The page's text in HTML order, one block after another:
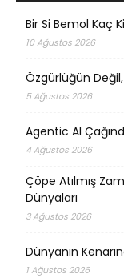
Bir Si Bemol Kaç
10 Ağustos 2026
Özgürlüğün
5 Ağustos 2026
Agentic AI
4 Ağustos 2026
Çöpe Atılmış
Dünyaları
3 Ağustos 2026
Dünyanın
1 Ağustos 2026